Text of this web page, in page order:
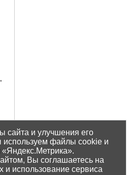
сайта и улучшения его
используем файлы cookie и
Вы соглашаетесь на
и использование сервиса